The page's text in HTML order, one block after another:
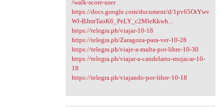
/walk-score-user
https://docs.google.com/document/d/1pv65OtYwv
Wl-BJmrTaoK6_PeLY_c2MleKkwh...
https://telegra.ph/viajar-10-18
https://telegra.ph/Zaragoza-para-ver-10-28
https://telegra.ph/viaje-a-malta-por-libre-10-30
https://telegra.ph/viajar-a-candelario-mojacar-10-
18
https://telegra.ph/viajando-por-libre-10-18